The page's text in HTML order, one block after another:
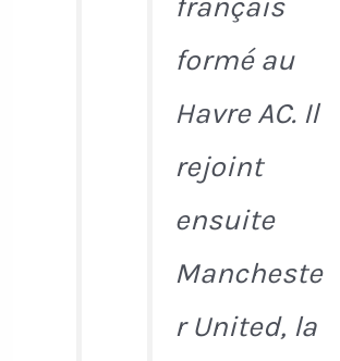
français
formé au
Havre AC. Il
rejoint
ensuite
Mancheste
r United, la